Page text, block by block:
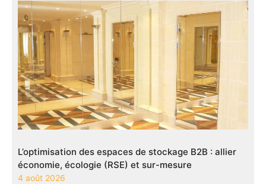
L’optimisation des espaces de stockage B2B : allier
économie, écologie (RSE) et sur-mesure
4 août 2026